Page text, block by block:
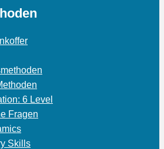
6 Level
Fragen
Skills